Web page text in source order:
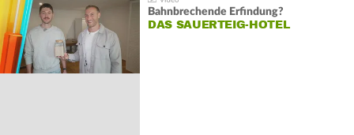
Bahnbrechende Erfindung?
DAS SAUERTEIG-HOTEL